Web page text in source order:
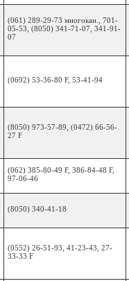
(061) 289-29-73 многокан., 701-
05-53, (8050) 341-71-07, 341-91-
07
(0692) 53-36-80 F, 53-41-94
(8050) 973-57-89, (0472) 66-56-
27 F
(062) 385-80-49 F, 386-84-48 F,
97-06-46
(8050) 340-41-18
(0552) 26-51-93, 41-23-43, 27-
33-33 F